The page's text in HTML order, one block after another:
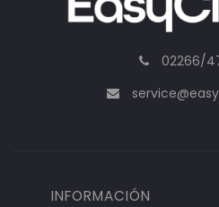
02266/
INFORMACIÓN